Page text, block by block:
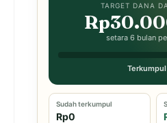
TARGET DANA
setara 6 bulan
Terkumpul
Sudah terkumpul
Rp0